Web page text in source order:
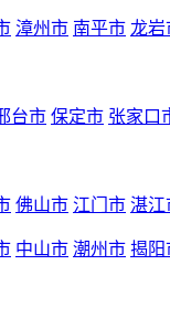
漳州市 南平市 龙岩
台市 保定市 张家口
佛山市 江门市 湛江
中山市 潮州市 揭阳